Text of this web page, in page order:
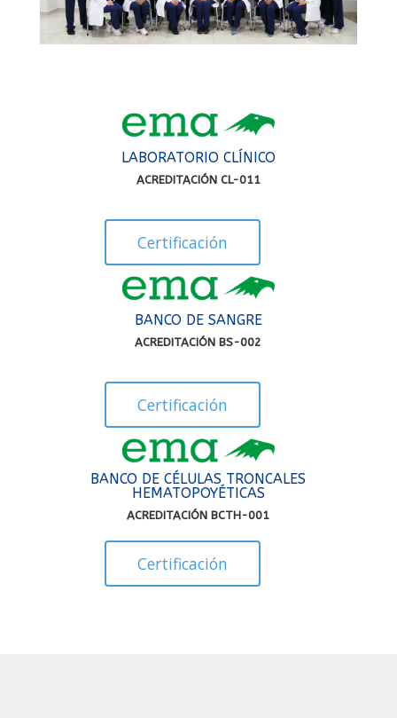
LABORATORIO CLÍNICO
ACREDITACIÓN CL-011
Certificación
BANCO DE SANGRE
ACREDITACIÓN BS-002
Certificación
BANCO DE CÉLULAS TRONCALES
HEMATOPOYÉTICAS
ACREDITACIÓN BCTH-001
Certificación